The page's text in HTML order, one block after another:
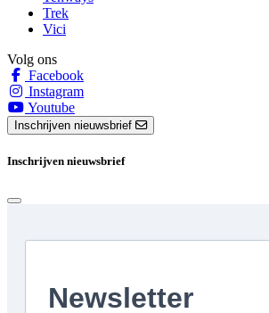
Trek
Vici
Volg ons
Facebook
Instagram
Youtube
Inschrijven nieuwsbrief
Inschrijven nieuwsbrief